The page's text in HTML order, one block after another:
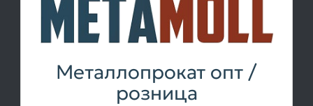
Металлопрокат опт /
розница